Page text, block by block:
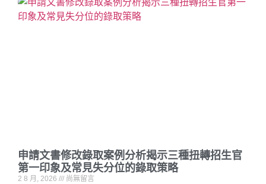
申請文書修改錄取案例分析揭示三種扭轉招生官
第一印象及常見失分位的錄取策略
2 8 月, 2026 尚無留言